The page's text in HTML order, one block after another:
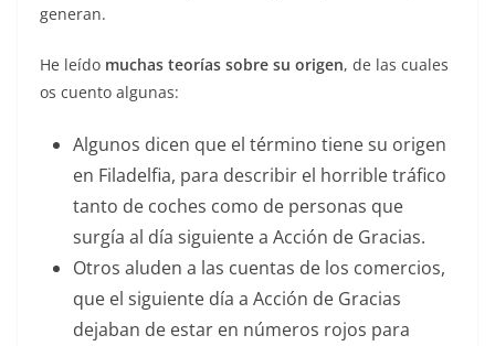
generan.
He leído muchas teorías sobre su origen, de las cuales
os cuento algunas:
Algunos dicen que el término tiene su origen
en Filadelfia, para describir el horrible tráfico
tanto de coches como de personas que
surgía al día siguiente a Acción de Gracias.
Otros aluden a las cuentas de los comercios,
que el siguiente día a Acción de Gracias
dejaban de estar en números rojos para